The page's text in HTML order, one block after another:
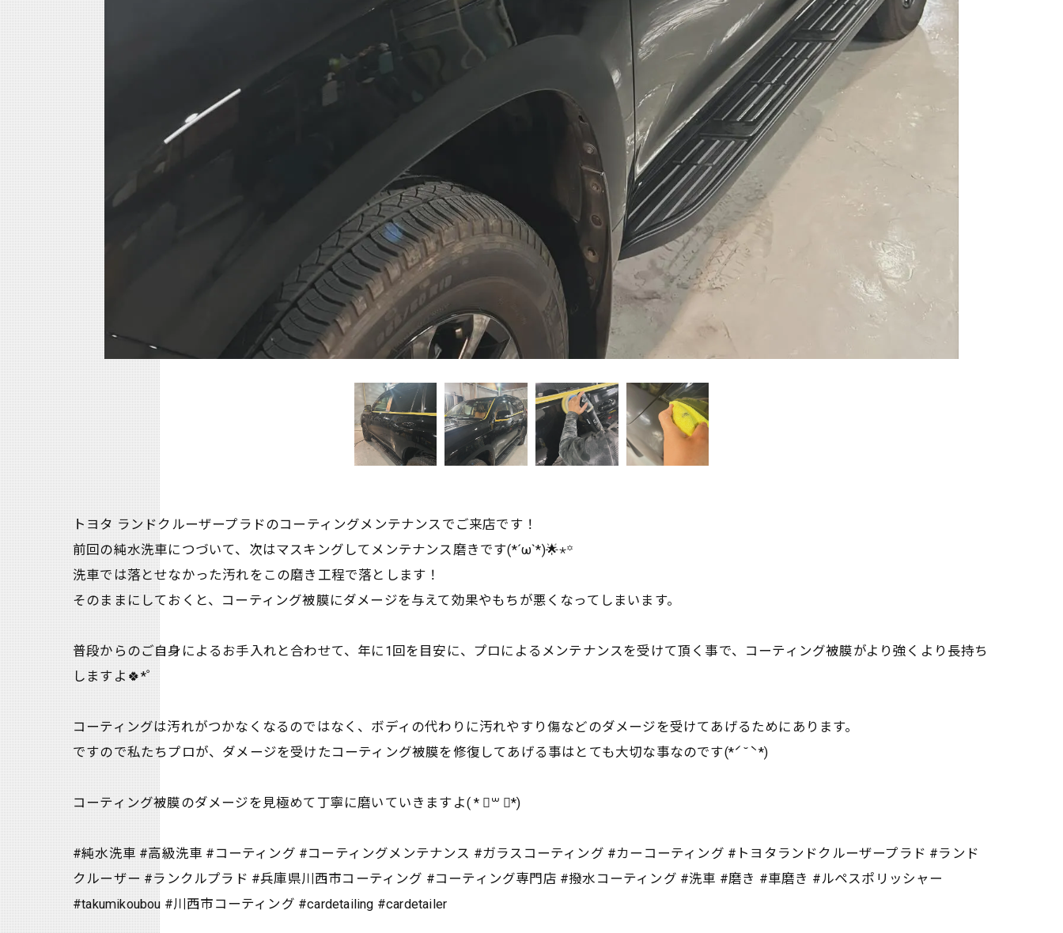
トヨタ ランドクルーザープラドのコーティングメンテナンスでご来店です！
前回の純水洗車につづいて、次はマスキングしてメンテナンス磨きです(*´ω`*)🌟⋆꙳
洗車では落とせなかった汚れをこの磨き工程で落とします！
そのままにしておくと、コーティング被膜にダメージを与えて効果やもちが悪くなってしまいます。
普段からのご自身によるお手入れと合わせて、年に1回を目安に、プロによるメンテナンスを受けて頂く事で、コーティング被膜がより強くより長持ち
しますよ🍀*゜
コーティングは汚れがつかなくなるのではなく、ボディの代わりに汚れやすり傷などのダメージを受けてあげるためにあります。
ですので私たちプロが、ダメージを受けたコーティング被膜を修復してあげる事はとても大切な事なのです(*ˊ˘ˋ*)
コーティング被膜のダメージを見極めて丁寧に磨いていきますよ( * ॑꒳ ॑*)
#純水洗車 #高級洗車 #コーティング #コーティングメンテナンス #ガラスコーティング #カーコーティング #トヨタランドクルーザープラド #ランド
クルーザー #ランクルプラド #兵庫県川西市コーティング #コーティング専門店 #撥水コーティング #洗車 #磨き #車磨き #ルペスポリッシャー
#takumikoubou #川西市コーティング #cardetailing #cardetailer